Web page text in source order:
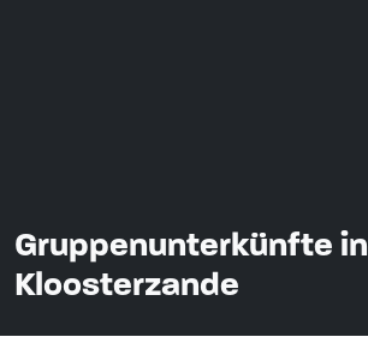
Gruppenunterkünfte in
Kloosterzande